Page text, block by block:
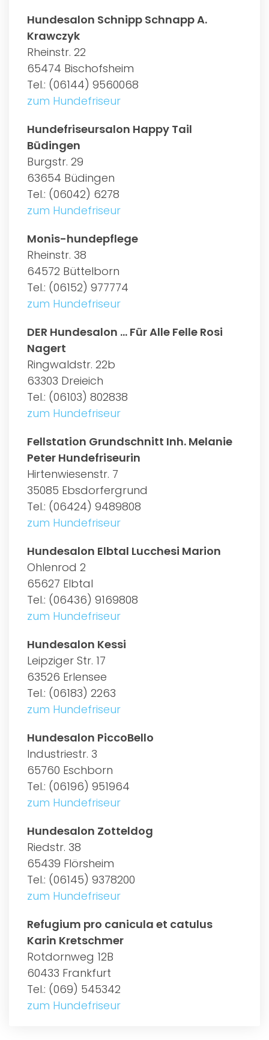
Hundesalon Schnipp Schnapp A.
Krawczyk
Rheinstr. 22
65474 Bischofsheim
Tel.: (06144) 9560068
zum Hundefriseur
Hundefriseursalon Happy Tail
Büdingen
Burgstr. 29
63654 Büdingen
Tel.: (06042) 6278
zum Hundefriseur
Monis-hundepflege
Rheinstr. 38
64572 Büttelborn
Tel.: (06152) 977774
zum Hundefriseur
DER Hundesalon ... Für Alle Felle Rosi
Nagert
Ringwaldstr. 22b
63303 Dreieich
Tel.: (06103) 802838
zum Hundefriseur
Fellstation Grundschnitt Inh. Melanie
Peter Hundefriseurin
Hirtenwiesenstr. 7
35085 Ebsdorfergrund
Tel.: (06424) 9489808
zum Hundefriseur
Hundesalon Elbtal Lucchesi Marion
Ohlenrod 2
65627 Elbtal
Tel.: (06436) 9169808
zum Hundefriseur
Hundesalon Kessi
Leipziger Str. 17
63526 Erlensee
Tel.: (06183) 2263
zum Hundefriseur
Hundesalon PiccoBello
Industriestr. 3
65760 Eschborn
Tel.: (06196) 951964
zum Hundefriseur
Hundesalon Zotteldog
Riedstr. 38
65439 Flörsheim
Tel.: (06145) 9378200
zum Hundefriseur
Refugium pro canicula et catulus
Karin Kretschmer
Rotdornweg 12B
60433 Frankfurt
Tel.: (069) 545342
zum Hundefriseur